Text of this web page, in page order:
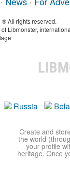
® All rights reserved.
Libmonster,
Russia
Create and
the world
your profile
heritage. Once